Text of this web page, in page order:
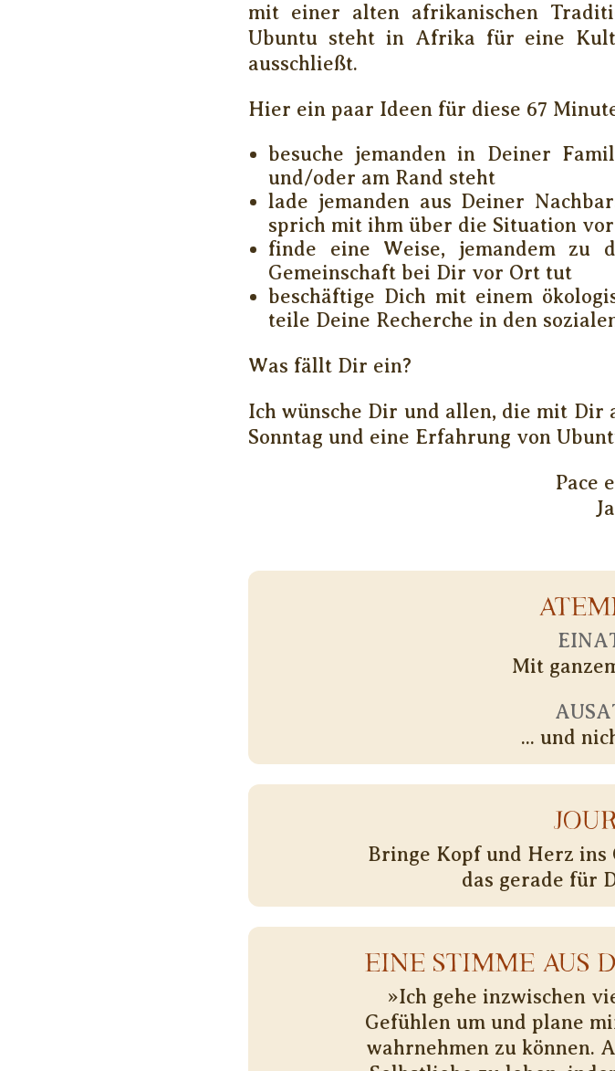
mit einer alten afrikanischen
Ubuntu steht in Afrika für eine
ausschließt.
Hier ein paar Ideen für diese 67
besuche jemanden in Deiner
und/oder am Rand steht
lade jemanden aus Deiner
sprich mit ihm über die Situation
finde eine Weise, jemandem zu
Gemeinschaft bei Dir vor Ort tut
beschäftige Dich mit einem
teile Deine Recherche in den
Was fällt Dir ein?
Ich wünsche Dir und allen, die mit Dir
Sonntag und eine Erfahrung von
Pace
Mit
... und
Bringe Kopf und Herz ins
das gerade für
EINE STIMME AUS
»Ich gehe inzwischen
Gefühlen um und plane
wahrnehmen zu können.